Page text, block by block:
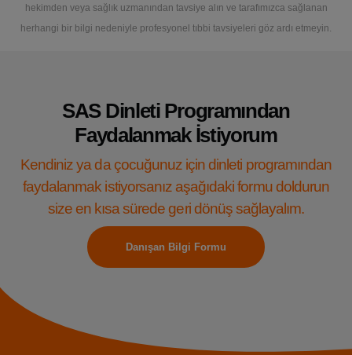
hekimden veya sağlık uzmanından tavsiye alın ve tarafımızca sağlanan
herhangi bir bilgi nedeniyle profesyonel tıbbi tavsiyeleri göz ardı etmeyin.
SAS Dinleti Programından
Faydalanmak İstiyorum
Kendiniz ya da çocuğunuz için dinleti programından
faydalanmak istiyorsanız aşağıdaki formu doldurun
size en kısa sürede geri dönüş sağlayalım.
Danışan Bilgi Formu